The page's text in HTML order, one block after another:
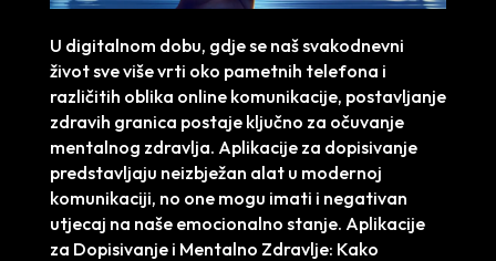
U digitalnom dobu, gdje se naš svakodnevni
život sve više vrti oko pametnih telefona i
različitih oblika online komunikacije, postavljanje
zdravih granica postaje ključno za očuvanje
mentalnog zdravlja. Aplikacije za dopisivanje
predstavljaju neizbježan alat u modernoj
komunikaciji, no one mogu imati i negativan
utjecaj na naše emocionalno stanje. Aplikacije
za Dopisivanje i Mentalno Zdravlje: Kako